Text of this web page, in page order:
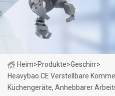
Heim>Produkte>Geschirr>
Heavybao CE Verstellbare
Küchengeräte, Anhebbarer